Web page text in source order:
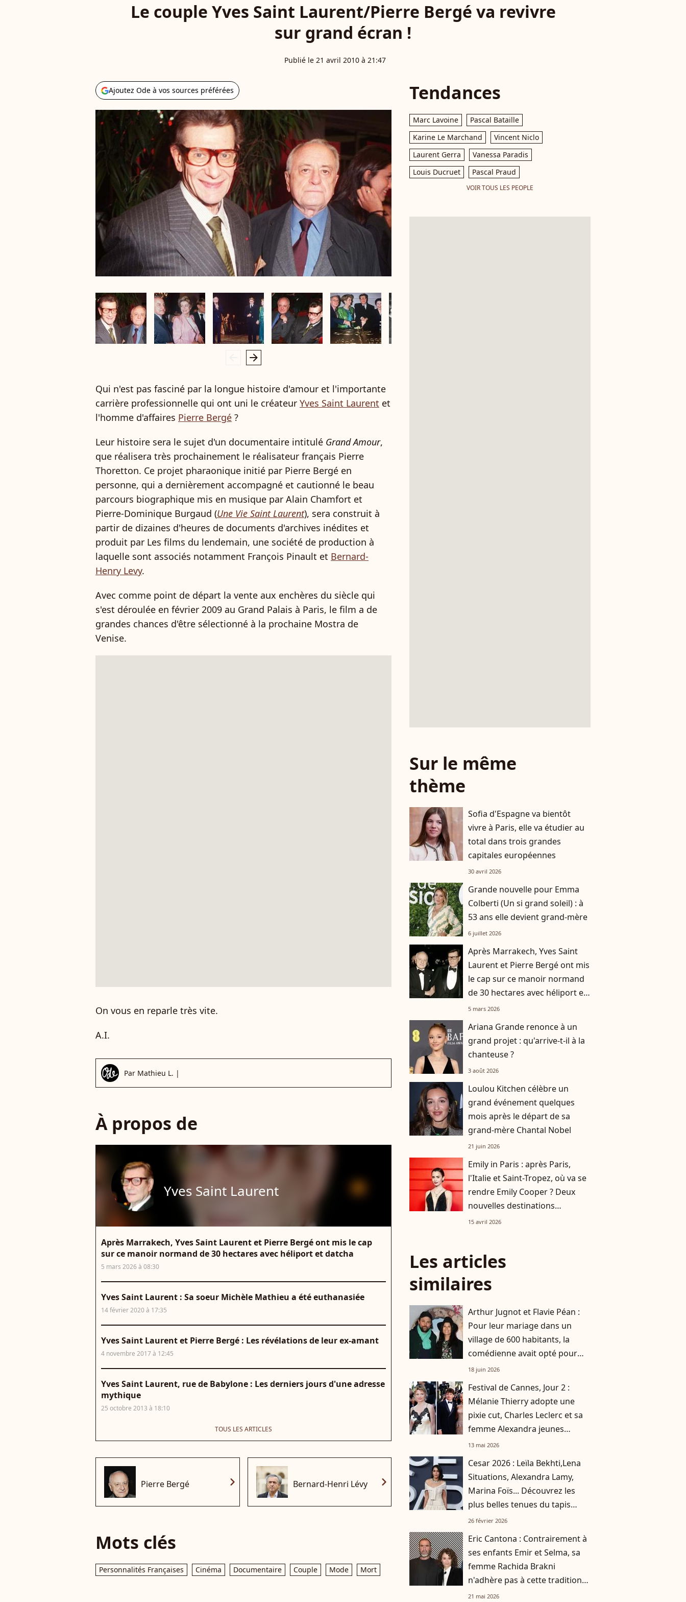
Le couple Yves Saint Laurent/Pierre Bergé va revivre
sur grand écran !
Publié le 21 avril 2010 à 21:47
Ajoutez Ode à vos sources préférées
arrow_right
Qui n'est pas fasciné par la longue histoire d'amour et l'importante
carrière professionnelle qui ont uni le créateur Yves Saint Laurent et
l'homme d'affaires Pierre Bergé ?
Leur histoire sera le sujet d'un documentaire intitulé Grand Amour,
que réalisera très prochainement le réalisateur français Pierre
Thoretton. Ce projet pharaonique initié par Pierre Bergé en
personne, qui a dernièrement accompagné et cautionné le beau
parcours biographique mis en musique par Alain Chamfort et
Pierre-Dominique Burgaud (Une Vie Saint Laurent), sera construit à
partir de dizaines d'heures de documents d'archives inédites et
produit par Les films du lendemain, une société de production à
laquelle sont associés notamment François Pinault et Bernard-
Henry Levy.
Avec comme point de départ la vente aux enchères du siècle qui
s'est déroulée en février 2009 au Grand Palais à Paris, le film a de
grandes chances d'être sélectionné à la prochaine Mostra de
Venise.
On vous en reparle très vite.
A.I.
Par Mathieu L. |
À propos de
Yves Saint Laurent
Après Marrakech, Yves Saint Laurent et Pierre Bergé ont mis le cap
sur ce manoir normand de 30 hectares avec héliport et datcha
5 mars 2026 à 08:30
Yves Saint Laurent : Sa soeur Michèle Mathieu a été euthanasiée
14 février 2020 à 17:35
Yves Saint Laurent et Pierre Bergé : Les révélations de leur ex-amant
4 novembre 2017 à 12:45
Yves Saint Laurent, rue de Babylone : Les derniers jours d'une adresse
mythique
25 octobre 2013 à 18:10
TOUS LES ARTICLES
Pierre Bergé chevron_right Bernard-Henri Lévy chevron_right
Mots clés
Personnalités Françaises Cinéma Documentaire Couple Mode Mort
Tendances
Marc Lavoine
Pascal Bataille
Karine Le Marchand
Vincent Niclo
Laurent Gerra
Vanessa Paradis
Louis Ducruet
Pascal Praud
VOIR TOUS LES PEOPLE
Sur le même
thème
Sofia d'Espagne va bientôt
vivre à Paris, elle va étudier au
total dans trois grandes
capitales européennes
30 avril 2026
Grande nouvelle pour Emma
Colberti (Un si grand soleil) : à
53 ans elle devient grand-mère
6 juillet 2026
Après Marrakech, Yves Saint
Laurent et Pierre Bergé ont mis
le cap sur ce manoir normand
de 30 hectares avec héliport et
datcha
5 mars 2026
Ariana Grande renonce à un
grand projet : qu'arrive-t-il à la
chanteuse ?
3 août 2026
Loulou Kitchen célèbre un
grand événement quelques
mois après le départ de sa
grand-mère Chantal Nobel
21 juin 2026
Emily in Paris : après Paris,
l'Italie et Saint-Tropez, où va se
rendre Emily Cooper ? Deux
nouvelles destinations
annoncées !
15 avril 2026
Les articles
similaires
Arthur Jugnot et Flavie Péan :
Pour leur mariage dans un
village de 600 habitants, la
comédienne avait opté pour
une robe originale d'une
18 juin 2026
Festival de Cannes, Jour 2 :
Mélanie Thierry adopte une
pixie cut, Charles Leclerc et sa
femme Alexandra jeunes
mariés
13 mai 2026
Cesar 2026 : Leïla Bekhti,Lena
Situations, Alexandra Lamy,
Marina Foïs... Découvrez les
plus belles tenues du tapis
rouge
26 février 2026
Eric Cantona : Contrairement à
ses enfants Emir et Selma, sa
femme Rachida Brakni
n'adhère pas à cette tradition
familiale, "je tente de lui faire
21 mai 2026